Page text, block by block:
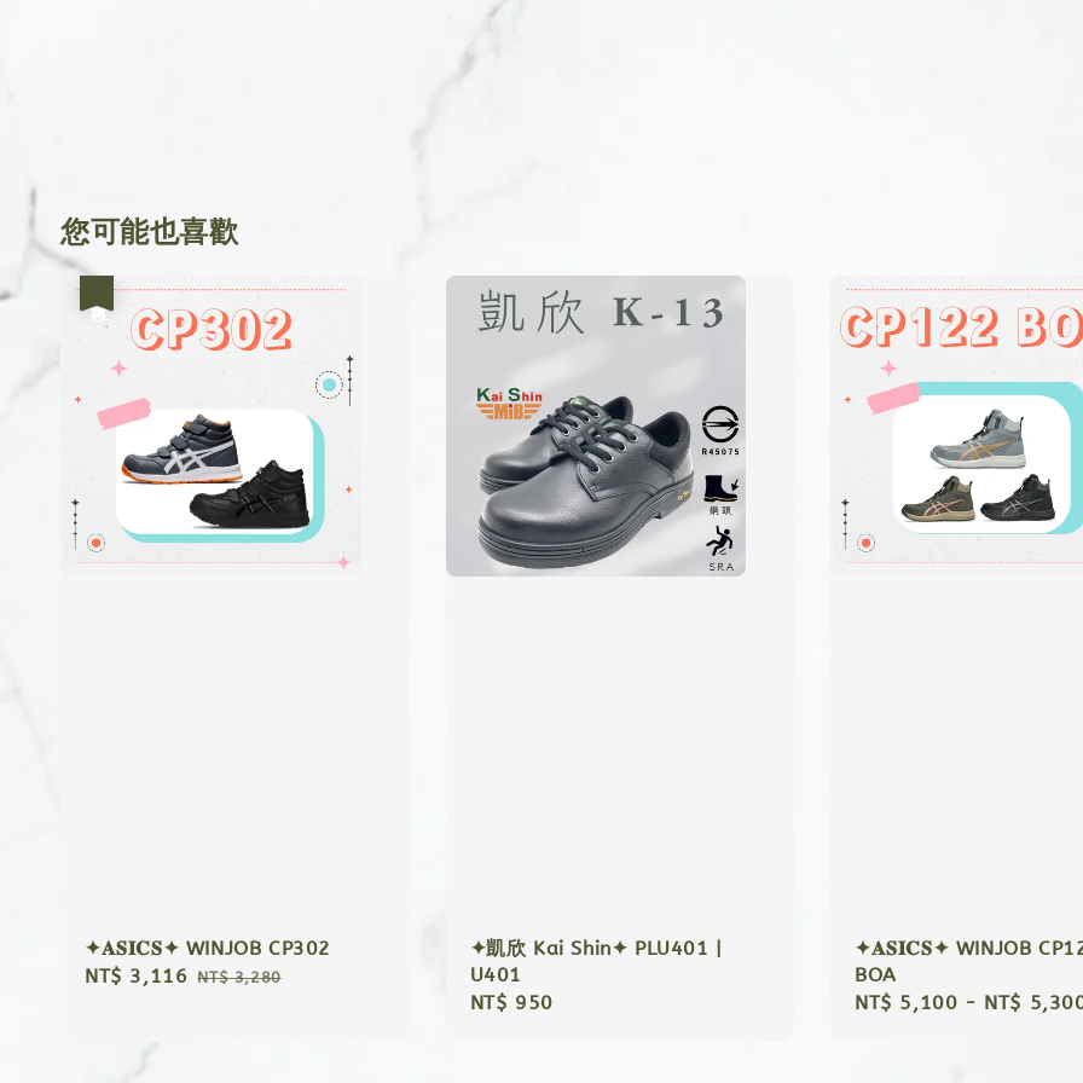
您可能也喜歡
✦𝐀𝐒𝐈𝐂𝐒✦ WINJOB CP302
Sale
NT$ 3,116 Regular
NT$ 3,280
✦凱欣 Kai Shin✦ PLU401 |
U401
Regular
NT$ 950
✦𝐀𝐒𝐈𝐂𝐒✦ WINJOB
BOA
Regular
NT$ 5,100 - NT$